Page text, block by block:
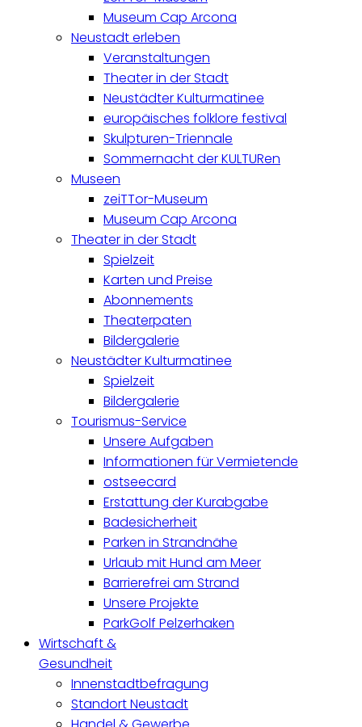
Museum Cap Arcona
Neustadt erleben
Veranstaltungen
Theater in der Stadt
Neustädter Kulturmatinee
europäisches folklore festival
Skulpturen-Triennale
Sommernacht der KULTURen
Museen
zeiTTor-Museum
Museum Cap Arcona
Theater in der Stadt
Spielzeit
Karten und Preise
Abonnements
Theaterpaten
Bildergalerie
Neustädter Kulturmatinee
Spielzeit
Bildergalerie
Tourismus-Service
Unsere Aufgaben
Informationen für Vermietende
ostseecard
Erstattung der Kurabgabe
Badesicherheit
Parken in Strandnähe
Urlaub mit Hund am Meer
Barrierefrei am Strand
Unsere Projekte
ParkGolf Pelzerhaken
Wirtschaft &
Gesundheit
Innenstadtbefragung
Standort Neustadt